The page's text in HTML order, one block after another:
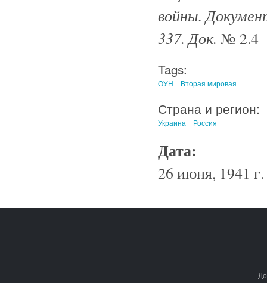
войны.
337. Док. № 2.4
Tags:
ОУН Вторая мировая
Страна и регион:
Украина Россия
Дата:
26 июня, 1941 г.